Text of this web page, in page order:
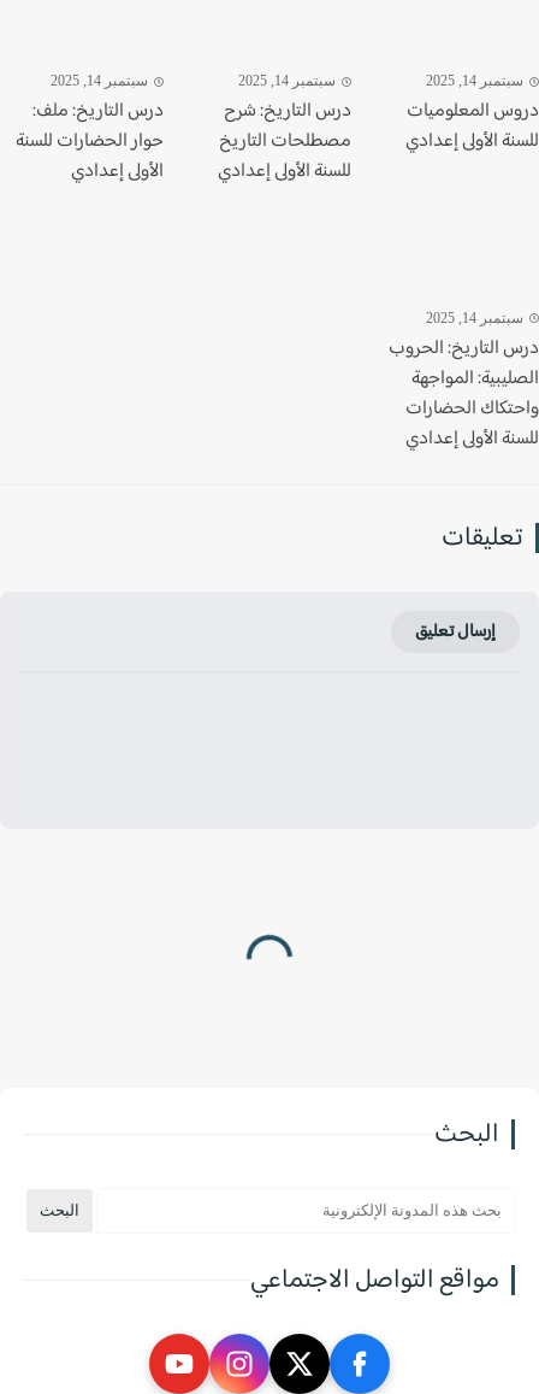
14, 2025
المعلوميات
الأولى إعدادي
سبتمبر 14, 2025
درس التاريخ: شرح
مصطلحات التاريخ
للسنة الأولى إعدادي
سبتمبر 14, 2025
درس التاريخ: ملف:
حوار الحضارات للسنة
الأولى إعدادي
14, 2025
التاريخ: الحروب
المواجهة
الحضارات
الأولى إعدادي
إرسال تعليق
البحث
مواقع التواصل الاجتماعي